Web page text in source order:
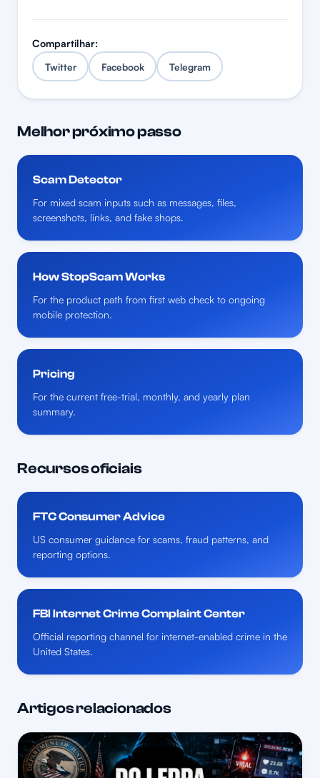
Compartilhar:
Twitter
Facebook Telegram
Melhor próximo passo
Scam Detector
For mixed scam inputs such as messages, files,
screenshots, links, and fake shops.
How StopScam Works
For the product path from first web check to ongoing
mobile protection.
Pricing
For the current free-trial, monthly, and yearly plan
summary.
Recursos oficiais
FTC Consumer Advice
US consumer guidance for scams, fraud patterns, and
reporting options.
FBI Internet Crime Complaint Center
Official reporting channel for internet-enabled crime in the
United States.
Artigos relacionados